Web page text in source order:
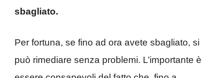
sbagliato.
Per fortuna, se fino ad ora avete sbagliato, si
può rimediare senza problemi. L’importante è